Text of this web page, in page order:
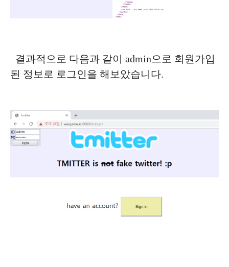
결과적으로 다음과 같이 admin으로 회원가입
된 정보로 로그인을 해보았습니다.